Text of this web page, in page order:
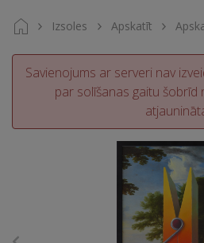
Izsoles Apskatīt
Savienojums ar serveri nav
par solīšanas gaitu šobrīd